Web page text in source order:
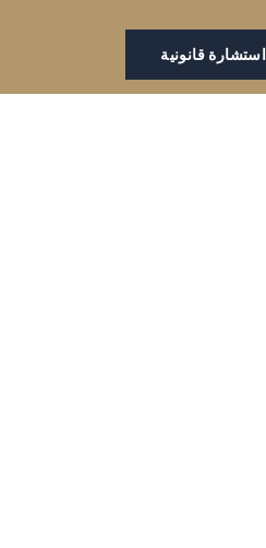
استشارة قانونية